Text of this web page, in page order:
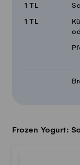
1 TL
1 TL
Frozen Yogurt: